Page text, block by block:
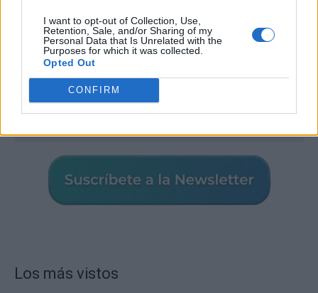
I want to opt-out of Collection, Use,
Retention, Sale, and/or Sharing of my
Personal Data that Is Unrelated with the
Purposes for which it was collected.
Opted Out
CONFIRM
Los más vistos